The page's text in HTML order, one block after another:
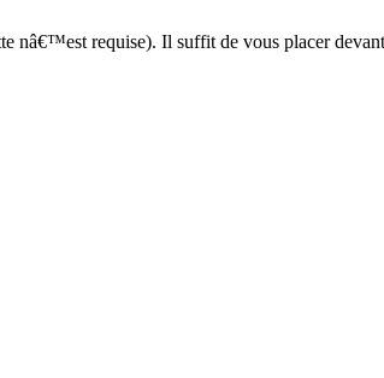
nâ€™est requise). Il suffit de vous placer